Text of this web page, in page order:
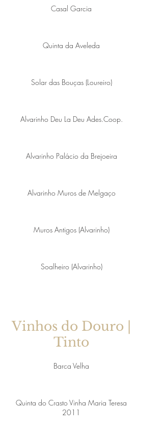
Casal Garcia
Quinta da Aveleda
Solar das Bouças (Loureiro)
Alvarinho Deu La Deu Ades.Coop.
Alvarinho Palácio da Brejoeira
Alvarinho Muros de Melgaço
Muros Antigos (Alvarinho)
Soalheiro (Alvarinho)
Vinhos do Douro |
Tinto
Barca Velha
Quinta do Crasto Vinha Maria Teresa
2011